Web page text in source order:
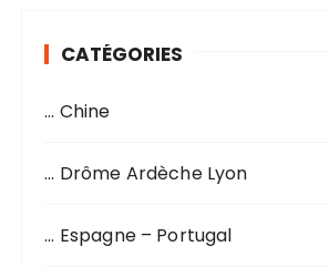
CATÉGORIES
… Chine
… Drôme Ardèche Lyon
… Espagne – Portugal